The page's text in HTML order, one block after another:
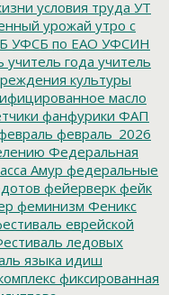
условия труда УТ
урожай утро с
УФСБ по ЕАО УФСИН
учитель года учитель
культуры
масло
фанфурики ФАП
февраль_2026
Федеральная
Амур федеральные
фейерверк фейк
феминизм Феникс
еврейской
ледовых
языка идиш
фиксированная